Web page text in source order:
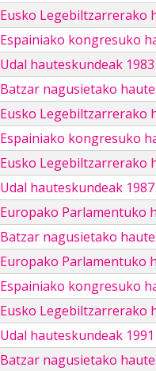
Eusko Legebiltzarrerako
Espainiako kongresuko
Udal hauteskundeak 1983
Batzar nagusietako
Eusko Legebiltzarrerako
Espainiako kongresuko
Eusko Legebiltzarrerako
Udal hauteskundeak 1987
Europako Parlamentuko
Batzar nagusietako
Europako Parlamentuko
Espainiako kongresuko
Eusko Legebiltzarrerako
Udal hauteskundeak 1991
Batzar nagusietako